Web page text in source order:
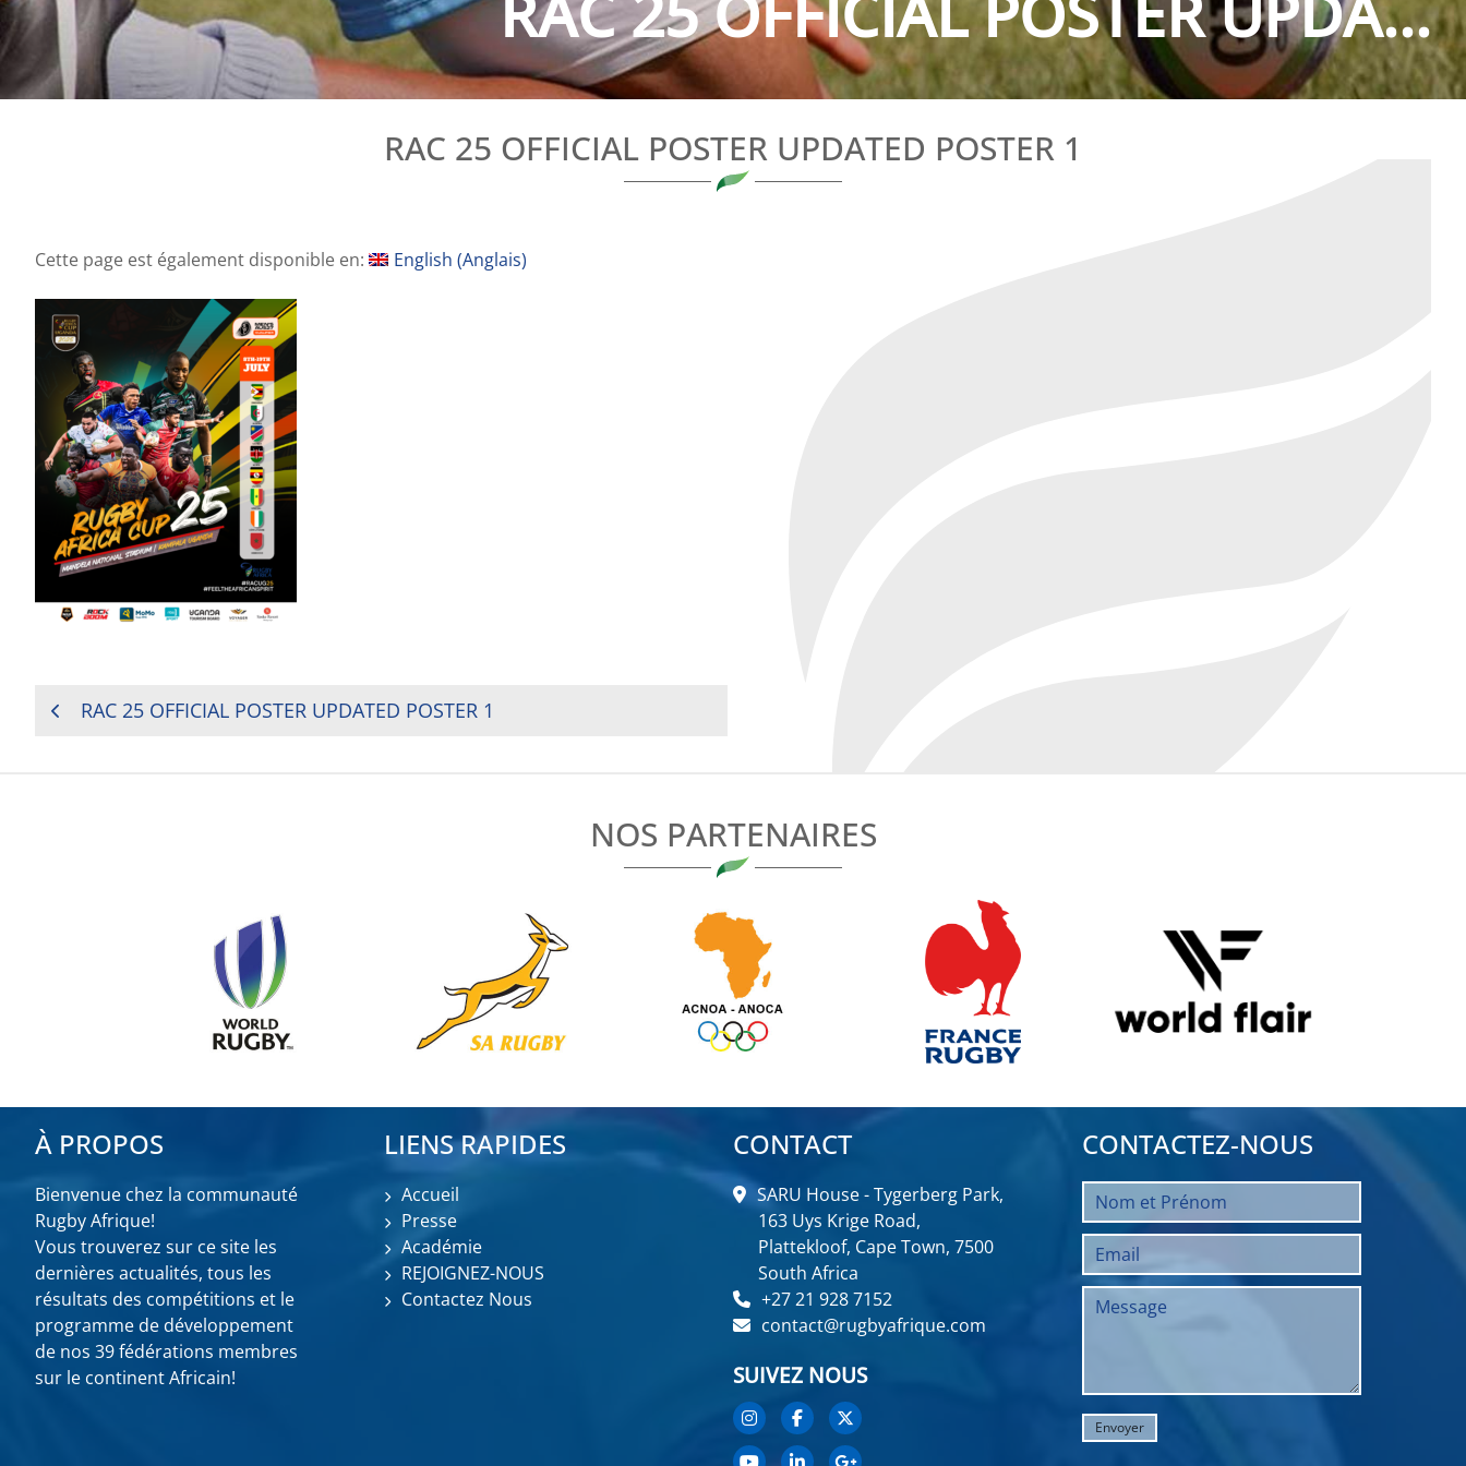
RAC 25 OFFICIAL POSTER UPDATED POSTER 1
Cette page est également disponible en: English (Anglais)
NAVIGATION
RAC 25 OFFICIAL POSTER UPDATED POSTER 1
NOS PARTENAIRES
À PROPOS
Bienvenue chez la communauté
Rugby Afrique!
Vous trouverez sur ce site les
dernières actualités, tous les
résultats des compétitions et le
programme de développement
de nos 39 fédérations membres
sur le continent Africain!
LIENS RAPIDES
Accueil
Presse
Académie
REJOIGNEZ-NOUS
Contactez Nous
CONTACT
SARU House - Tygerberg Park,
163 Uys Krige Road,
Plattekloof, Cape Town, 7500
South Africa
+27 21 928 7152
contact@rugbyafrique.com
SUIVEZ NOUS
CONTACTEZ-NOUS